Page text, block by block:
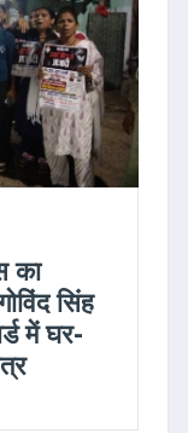
का
सिंह
में घर-